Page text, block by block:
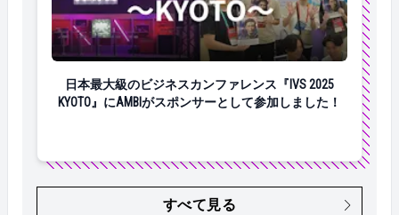
日本最大級のビジネスカンファレンス『IVS 2025
日本最大級のビジネスカンファレンス『IVS 2025
KYOTO』にAMBIがスポンサーとして参加しました！
すべて見る